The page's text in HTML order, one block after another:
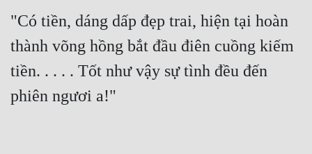
"Có tiền, dáng dấp đẹp trai, hiện tại hoàn
thành võng hồng bắt đầu điên cuồng kiếm
tiền. . . . . Tốt như vậy sự tình đều đến
phiên ngươi a!"